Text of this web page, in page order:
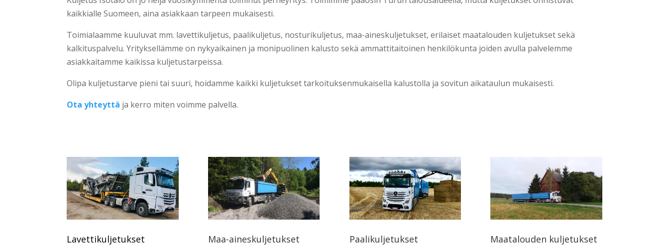
kaikkialle Suomeen, aina asiakkaan tarpeen mukaisesti.
Toimialaamme kuuluvat mm. lavettikuljetus, paalikuljetus, nosturikuljetus, maa-aineskuljetukset, erilaiset maatalouden kuljetukset sekä
kalkituspalvelu. Yrityksellämme on nykyaikainen ja monipuolinen kalusto sekä ammattitaitoinen henkilökunta joiden avulla palvelemme
asiakkaitamme kaikissa kuljetustarpeissa.
Olipa kuljetustarve pieni tai suuri, hoidamme kaikki kuljetukset tarkoituksenmukaisella kalustolla ja sovitun aikataulun mukaisesti.
Ota yhteyttä ja kerro miten voimme palvella.
Lavettikuljetukset Maa-aineskuljetukset Paalikuljetukset Maatalouden kuljetukset